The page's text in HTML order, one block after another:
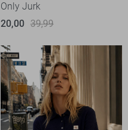
Only Jurk
20,00 39,99